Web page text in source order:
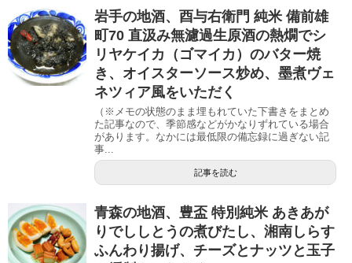
岩手の地酒、酉与右衛門 純米 備前雄
町70 直汲み無濾過生原酒の熱燗でシ
リヤケイカ（ゴマイカ）のバター焼
き、オイスターソース炒め、墨煮ヴェ
ネツィア風をいただく
（※メモの状態のまま埋もれていた下書きをまとめ
た記事なので、季節感などがかなりずれている場合
があります。なかには最低限の備忘録に過ぎない記
事...
記事を読む
青森の地酒、豊盃 特別純米 あきあが
りでししとうの煮びたし、湘南しらす
ふんわり揚げ、チーズとナッツと玉子